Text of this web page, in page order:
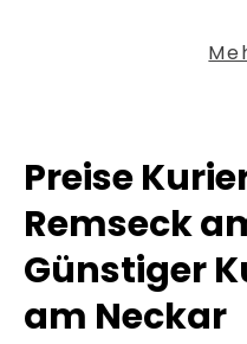
Preise
Remseck
Günstiger
am Neckar